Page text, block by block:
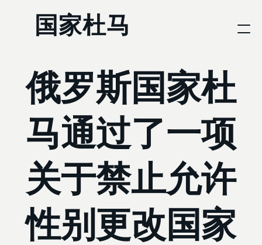
国家杜马
俄罗斯国家杜
马通过了一项
关于禁止允许
性别更改国家